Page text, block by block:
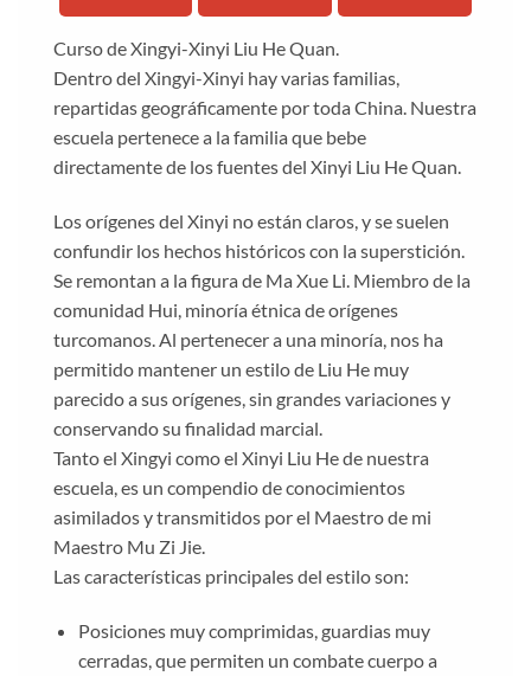
Curso de Xingyi-Xinyi Liu He Quan.
Dentro del Xingyi-Xinyi hay varias familias,
repartidas geográficamente por toda China. Nuestra
escuela pertenece a la familia que bebe
directamente de los fuentes del Xinyi Liu He Quan.
Los orígenes del Xinyi no están claros, y se suelen
confundir los hechos históricos con la superstición.
Se remontan a la figura de Ma Xue Li. Miembro de la
comunidad Hui, minoría étnica de orígenes
turcomanos. Al pertenecer a una minoría, nos ha
permitido mantener un estilo de Liu He muy
parecido a sus orígenes, sin grandes variaciones y
conservando su finalidad marcial.
Tanto el Xingyi como el Xinyi Liu He de nuestra
escuela, es un compendio de conocimientos
asimilados y transmitidos por el Maestro de mi
Maestro Mu Zi Jie.
Las características principales del estilo son:
Posiciones muy comprimidas, guardias muy
cerradas, que permiten un combate cuerpo a